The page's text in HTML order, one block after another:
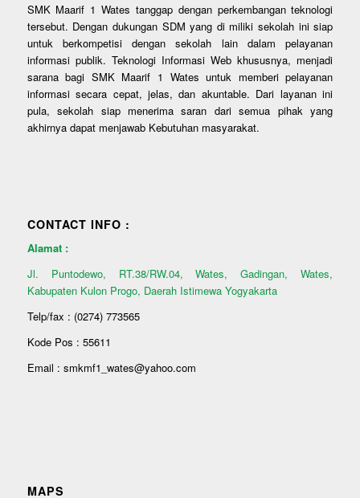
SMK Maarif 1 Wates tanggap dengan perkembangan teknologi
tersebut. Dengan dukungan SDM yang di miliki sekolah ini siap
untuk berkompetisi dengan sekolah lain dalam pelayanan
informasi publik. Teknologi Informasi Web khususnya, menjadi
sarana bagi SMK Maarif 1 Wates untuk memberi pelayanan
informasi secara cepat, jelas, dan akuntable. Dari layanan ini
pula, sekolah siap menerima saran dari semua pihak yang
akhirnya dapat menjawab Kebutuhan masyarakat.
CONTACT INFO :
Alamat :
Jl. Puntodewo, RT.38/RW.04, Wates, Gadingan, Wates,
Kabupaten Kulon Progo, Daerah Istimewa Yogyakarta
Telp/fax : (0274) 773565
Kode Pos : 55611
Email : smkmf1_wates@yahoo.com
MAPS